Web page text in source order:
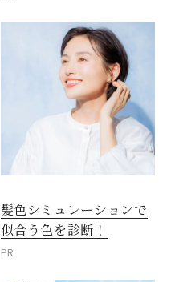
髪色シミュレーションで
似合う色を診断！
PR